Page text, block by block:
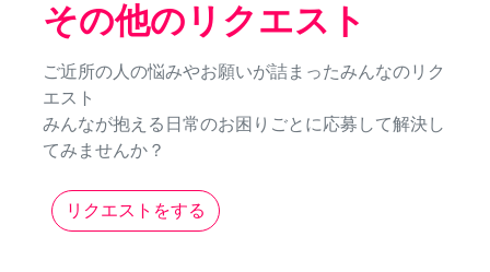
その他のリクエスト
ご近所の人の悩みやお願いが詰まったみんなのリク
エスト
みんなが抱える日常のお困りごとに応募して解決し
てみませんか？
リクエストをする